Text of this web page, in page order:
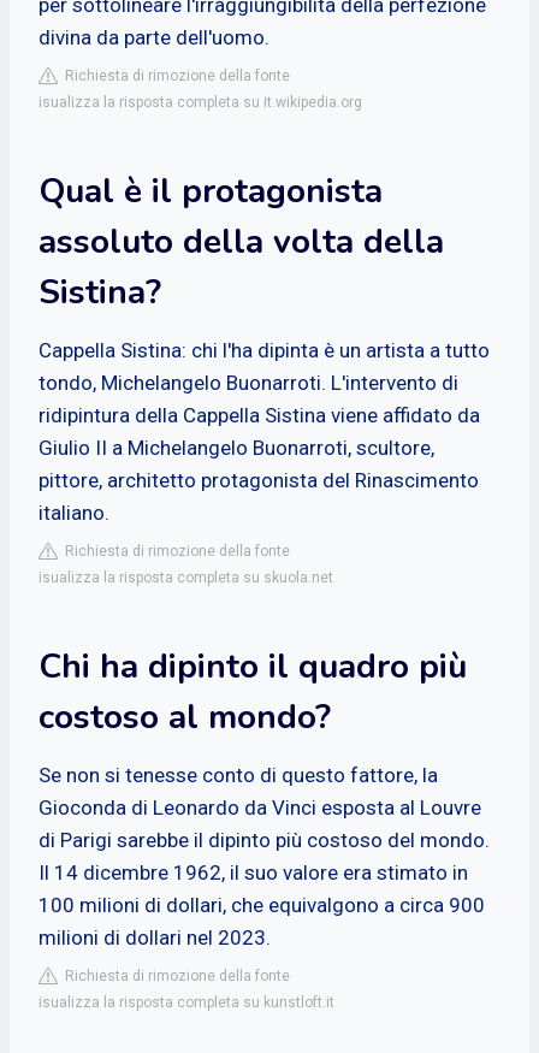
divina da parte dell'uomo.
Richiesta di rimozione della fonte
isualizza la risposta completa su it.wikipedia.org
Qual è il protagonista
assoluto della volta della
Sistina?
Cappella Sistina: chi l'ha dipinta è un artista a tutto
tondo, Michelangelo Buonarroti. L'intervento di
ridipintura della Cappella Sistina viene affidato da
Giulio II a Michelangelo Buonarroti, scultore,
pittore, architetto protagonista del Rinascimento
italiano.
Richiesta di rimozione della fonte
isualizza la risposta completa su skuola.net
Chi ha dipinto il quadro più
costoso al mondo?
Se non si tenesse conto di questo fattore, la
Gioconda di Leonardo da Vinci esposta al Louvre
di Parigi sarebbe il dipinto più costoso del mondo.
Il 14 dicembre 1962, il suo valore era stimato in
100 milioni di dollari, che equivalgono a circa 900
milioni di dollari nel 2023.
Richiesta di rimozione della fonte
isualizza la risposta completa su kunstloft.it